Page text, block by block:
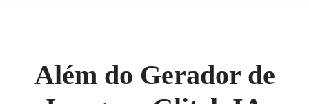
Além do Gerador de